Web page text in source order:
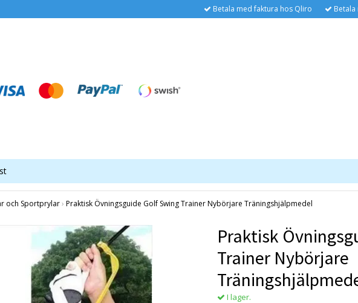
Betala med faktura hos Qliro Betala
och Sportprylar› Praktisk Övningsguide Golf Swing Trainer Nybörjare Träningshjälpmedel
Praktisk
Trainer Nybörjare
I lager.